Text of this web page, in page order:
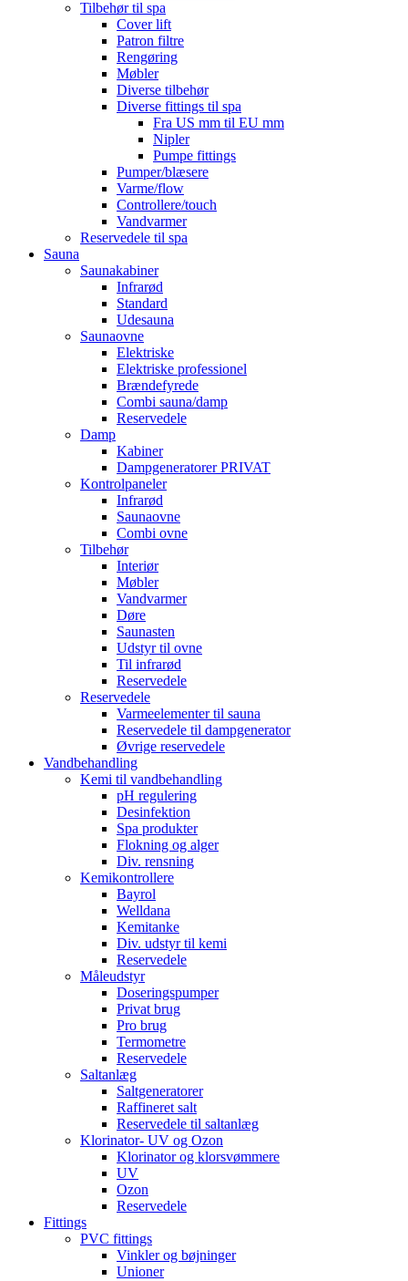
Tilbehør til spa
Cover lift
Patron filtre
Rengøring
Møbler
Diverse tilbehør
Diverse fittings til spa
Fra US mm til EU mm
Nipler
Pumpe fittings
Pumper/blæsere
Varme/flow
Controllere/touch
Vandvarmer
Reservedele til spa
Sauna
Saunakabiner
Infrarød
Standard
Udesauna
Saunaovne
Elektriske
Elektriske professionel
Brændefyrede
Combi sauna/damp
Reservedele
Damp
Kabiner
Dampgeneratorer PRIVAT
Kontrolpaneler
Infrarød
Saunaovne
Combi ovne
Tilbehør
Interiør
Møbler
Vandvarmer
Døre
Saunasten
Udstyr til ovne
Til infrarød
Reservedele
Reservedele
Varmeelementer til sauna
Reservedele til dampgenerator
Øvrige reservedele
Vandbehandling
Kemi til vandbehandling
pH regulering
Desinfektion
Spa produkter
Flokning og alger
Div. rensning
Kemikontrollere
Bayrol
Welldana
Kemitanke
Div. udstyr til kemi
Reservedele
Måleudstyr
Doseringspumper
Privat brug
Pro brug
Termometre
Reservedele
Saltanlæg
Saltgeneratorer
Raffineret salt
Reservedele til saltanlæg
Klorinator- UV og Ozon
Klorinator og klorsvømmere
UV
Ozon
Reservedele
Fittings
PVC fittings
Vinkler og bøjninger
Unioner